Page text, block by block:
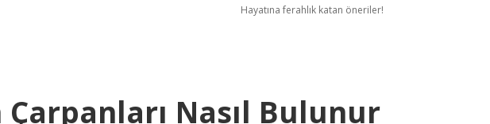
Hayatına ferahlık katan öneriler!
Çarpanları Nasıl Bulunur